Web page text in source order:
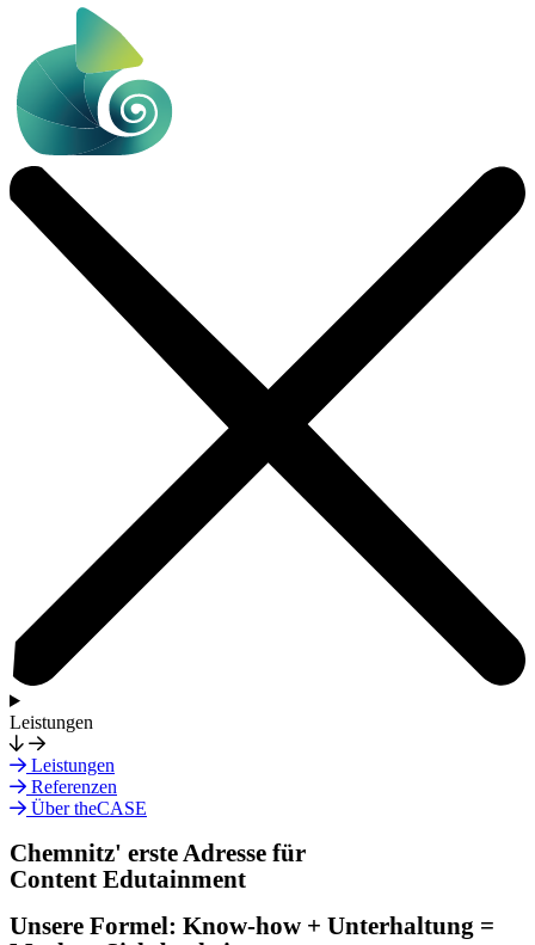
Leistungen
Leistungen
Referenzen
Über theCASE
Chemnitz' erste Adresse für
Content Edutainment
Unsere Formel: Know-how + Unterhaltung =